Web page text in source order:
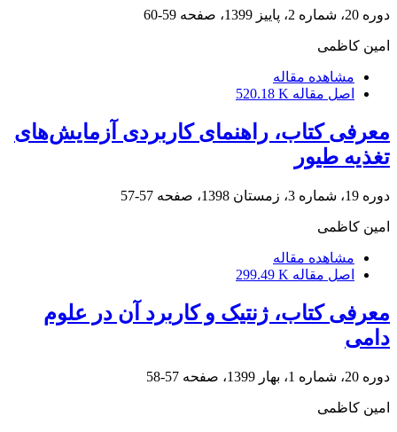
دوره 20، شماره 2، پاییز 1399، صفحه 59-60
امین کاظمی
مشاهده مقاله
اصل مقاله 520.18 K
معرفی کتاب، راهنمای کاربردی آزمایش‌های
تغذیه طیور
دوره 19، شماره 3، زمستان 1398، صفحه 57-57
امین کاظمی
مشاهده مقاله
اصل مقاله 299.49 K
معرفی کتاب، ژنتیک و کاربرد آن در علوم
دامی
دوره 20، شماره 1، بهار 1399، صفحه 57-58
امین کاظمی